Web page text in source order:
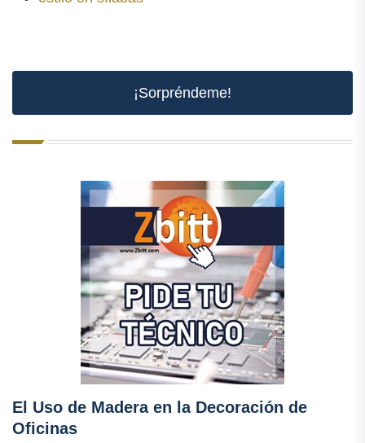
¡Sorpréndeme!
El Uso de Madera en la Decoración de
Oficinas